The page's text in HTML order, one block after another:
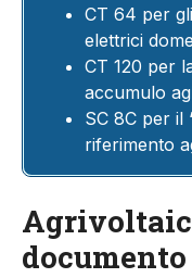
CT 64 per
elettrici
CT 120 per
accumulo
SC 8C per il
riferimento
documento